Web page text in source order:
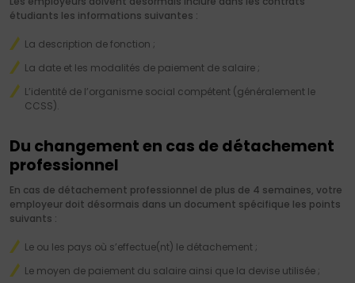
étudiants les informations suivantes :
La description de fonction ;
La date et les modalités de paiement de salaire ;
L’identité de l’organisme social compétent (généralement le
CCSS).
Du changement en cas de détachement
professionnel
En cas de détachement professionnel de plus de 4 semaines, votre
employeur doit désormais dans un document spécifique les points
suivants :
Le ou les pays où s’effectue(nt) le détachement ;
Le moyen de paiement du salaire ainsi que la devise utilisée ;